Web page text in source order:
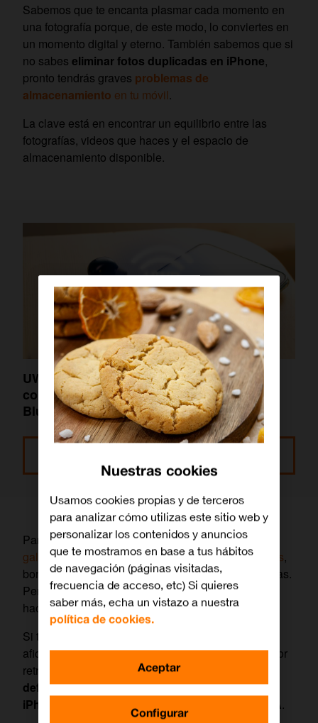
Sabemos que te encanta plasmar cada momento en
una fotografía porque, de este modo, lo conviertes en
un momento digital y eterno. También sabemos que si
no sabes eliminar fotos duplicadas en iPhone,
pronto tendrás graves problemas de
almacenamiento en tu móvil.
La clave está en encontrar un equilibrio entre las
fotografías, videos que haces y el espacio de
almacenamiento disponible.
UWB: Qué es esta tecnología de
conectividad (y por qué sustituirá al
Bluetooth)
Para ello, tendrás que revisar periódicamente
galería para identificar todas las imágenes similares,
borrarlas y guardar solo las que consideres perfectas.
Pero esto implica paciencia y mucho tiempo, al
hacerlo de forma manual.
Si tú también eres un
aficionado al modo ráfaga, para luego elegir el mejor
retratado entre todos, te vamos a enseñar el
definitivo para eliminar fotos duplicadas en
iPhone
, la nube de Apple, y usando IA.
Nuestras cookies
Usamos cookies propias y de terceros
para analizar cómo utilizas este sitio web y
personalizar los contenidos y anuncios
que te mostramos en base a tus hábitos
de navegación (páginas visitadas,
frecuencia de acceso, etc) Si quieres
saber más, echa un vistazo a nuestra
política de cookies.
Configurar
Aceptar